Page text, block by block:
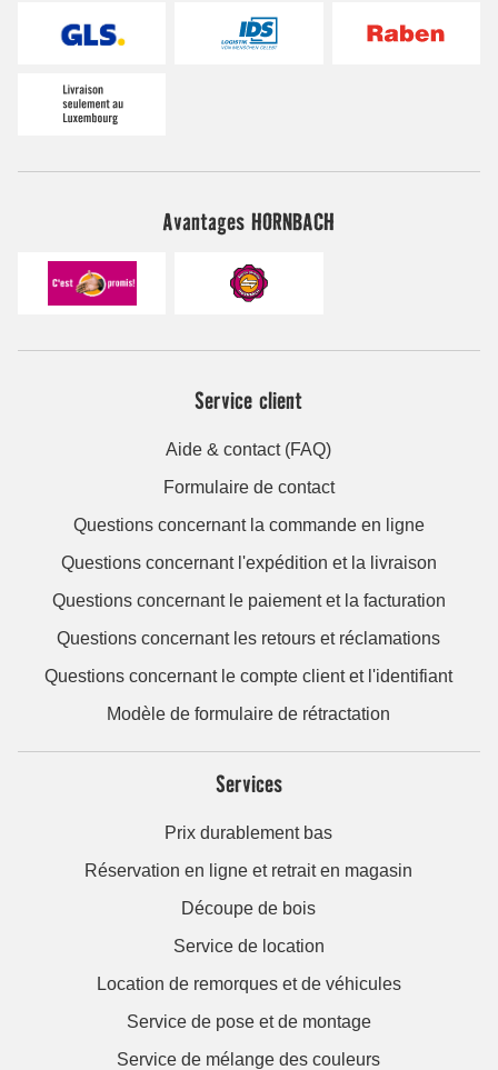
Avantages HORNBACH
Service client
Aide & contact (FAQ)
Formulaire de contact
Questions concernant la commande en ligne
Questions concernant l'expédition et la livraison
Questions concernant le paiement et la facturation
Questions concernant les retours et réclamations
Questions concernant le compte client et l'identifiant
Modèle de formulaire de rétractation
Services
Prix durablement bas
Réservation en ligne et retrait en magasin
Découpe de bois
Service de location
Location de remorques et de véhicules
Service de pose et de montage
Service de mélange des couleurs